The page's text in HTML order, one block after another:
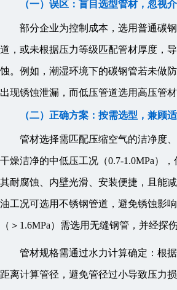
（一）误区：盲目选型管材，忽视
部分企业为控制成本，选用普通碳
道，或未根据压力等级匹配管材厚度，
蚀。例如，潮湿环境下的碳钢管若未做
出现锈蚀泄漏，而低压管道选用高压管材
（二）正确方案：按需选型，兼顾
管材选择需匹配压缩空气的洁净度
干燥洁净的中低压工况（0.7-1.0MPa），
其耐腐蚀、内壁光滑、安装便捷，且能
油工况可选用不锈钢管道，避免锈蚀影
（＞1.6MPa）需选用无缝钢管，并经探
管材规格需通过水力计算确定：根
距离计算管径，避免管径过小导致压力